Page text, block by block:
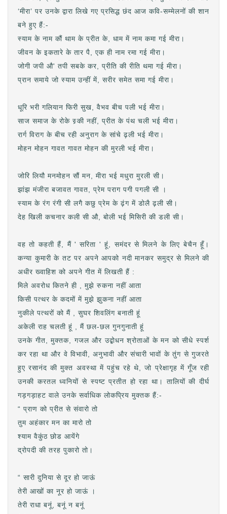
‘मीरा’ पर उनके द्वारा लिखे गए प्रसिद्ध छंद आज कवि-सम्मेलनों की शान
बने हुए हैं:-
स्याम के नाम कौं थाम के प्रीत के, धाम में नाम कमा गई मीरा।
जीवन के इकतारे के तार पै, एक ही नाम रमा गई मीरा।
जोगी जपी औ' तपी सबके कर, प्रीति की रीति थमा गई मीरा।
प्रान समाये जो स्याम उन्हीं में, सरीर समेत समा गई मीरा।
धूरि भरी गलियान फिरी सुख, वैभव बीच पली भई मीरा।
साज समाज के रोके स्र्की नहीं, प्रीत के पंथ चली भई मीरा।
रार्ग विराग के बीच रही अनुराग के सांचे ढ़ली भई मीरा।
मोहन मोहन गावत गावत मोहन की मुरली भई मीरा।
जोरि लियौ मनमोहन सौं मन, मीरा भई मधुरा मुरली सी।
झांझ मंजीरा बजावत गावत, प्रेम पराग पगी पगली सी ।
स्याम के रंग रंगी सी लगै कछु प्रेम के ढ़ंग में डोलै ढ़ली सी।
देह खिली कचनार कली सी औ, बोली भई मिसिरी की डली सी।
वह तो कहती हैं, मैं ' सरिता ' हूं, समंदर से मिलने के लिए बेचैन हूँ।
कन्या कुमारी के तट पर अपने आपको नदी मानकर समुद्र से मिलने की
अधीर ख्वाहिश को अपने गीत में लिखती हैं :
मिले अवरोध कितने ही , मुझे रुकना नहीं आता
किसी पत्थर के कदमों में मुझे झुकना नहीं आता
नुकीले पत्थरों को मैं , सुघर शिवलिंग बनाती हूं
अकेली राह चलती हूं , मैं छल-छल गुनगुनाती हूं
उनके गीत, मुक्तक, गजल और उद्बोधन श्रोताओं के मन को सीधे स्पर्श
कर रहा था और वे विभावी, अनुभावी और संचारी भावों के तुंग से गुजरते
हुए रसानंद की मुक्त अवस्था में पहुंच रहे थे, जो प्रेक्षागृह में गूँज रही
उनकी करतल ध्वनियों से स्पष्ट प्रतीत हो रहा था। तालियों की दीर्घ
गड़गड़ाहट वाले उनके सर्वाधिक लोकप्रिय मुक्तक हैं:-
“ प्राण को प्रीत से संवारो तो
तुम अहंकार मन का मारो तो
श्याम वैकुंठ छोड आयेंगे
द्रोपदी की तरह पुकारो तो।
“ सारी दुनिया से दूर हो जाऊं
तेरी आखों का नूर हो जाऊं ।
तेरी राधा बनूं, बनूं न बनूं